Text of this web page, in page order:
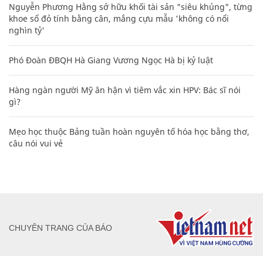
Nguyễn Phương Hằng sở hữu khối tài sản "siêu khủng", từng
khoe sổ đỏ tính bằng cân, mắng cựu mẫu 'không có nổi
nghìn tỷ'
Phó Đoàn ĐBQH Hà Giang Vương Ngọc Hà bị kỷ luật
Hàng ngàn người Mỹ ân hận vì tiêm vắc xin HPV: Bác sĩ nói
gì?
Mẹo học thuộc Bảng tuần hoàn nguyên tố hóa học bằng thơ,
câu nói vui vẻ
CHUYÊN TRANG CỦA BÁO